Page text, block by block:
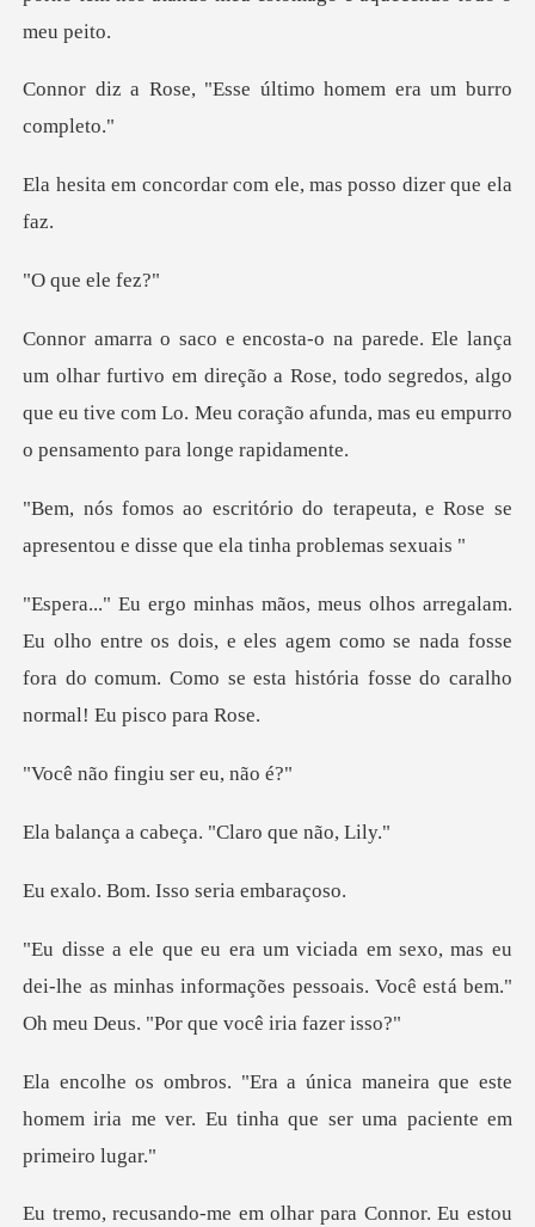
Esse último homem er
dar com ele, mas pos
e ele
ivo em direção a Rose, todo segredos, algo
que eu tive com Lo. Meu
rapeuta, e Rose se
apresentou e dis
entre os dois, e eles agem como se nada fosse
fora do comum. Co
ingiu ser e
abeça. "Claro q
m. Isso seri
eu
dei-lhe as minhas informações pessoais. Você est
ira que este
homem iria me ver. Eu tinha